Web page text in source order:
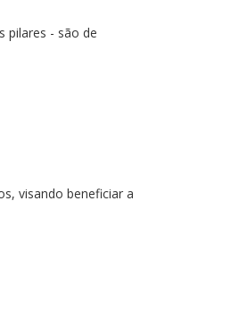
pilares - são de
visando beneficiar a